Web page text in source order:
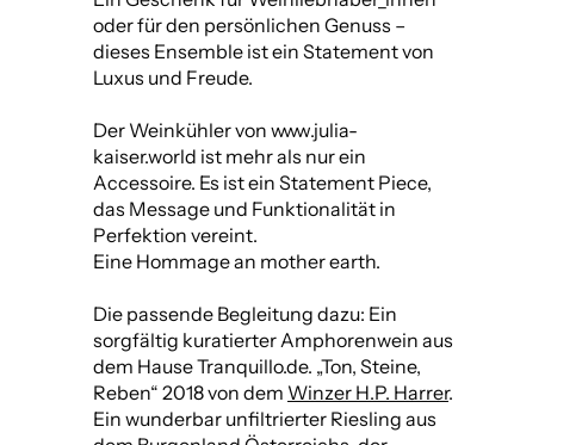
oder für den persönlichen Genuss –
dieses Ensemble ist ein Statement von
Luxus und Freude.
Der Weinkühler von www.julia-
kaiser.world ist mehr als nur ein
Accessoire. Es ist ein Statement Piece,
das Message und Funktionalität in
Perfektion vereint.
Eine Hommage an mother earth.
Die passende Begleitung dazu: Ein
sorgfältig kuratierter Amphorenwein aus
dem Hause Tranquillo.de. „Ton, Steine,
Reben“ 2018 von dem Winzer H.P. Harrer.
Ein wunderbar unfiltrierter Riesling aus